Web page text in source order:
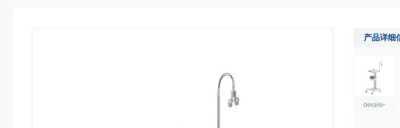
产品详细
details+